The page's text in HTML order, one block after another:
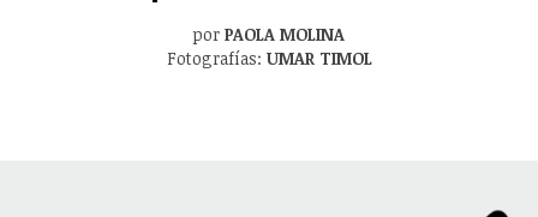
por PAOLA MOLINA
Fotografías: UMAR TIMOL